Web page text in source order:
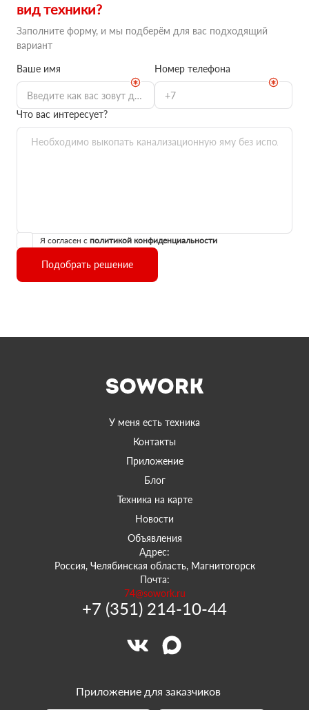
вид техники?
Заполните форму, и мы подберём для вас подходящий
вариант
Ваше имя
Номер телефона
Что вас интересует?
Я согласен с политикой конфиденциальности
Подобрать решение
У меня есть техника
Контакты
Приложение
Блог
Техника на карте
Новости
Объявления
Адрес:
Россия, Челябинская область, Магнитогорск
Почта:
74@sowork.ru
+7 (351) 214-10-44
Приложение для заказчиков